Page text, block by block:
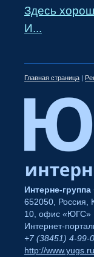
Здесь
И...
Главная страница |
Интерне-
652050, Россия,
10, офис «ЮГС»
Интернет-
+7 (38451) 4-99-
http://www.yugs.ru